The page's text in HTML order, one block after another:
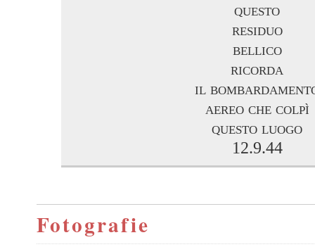
questo
residuo
bellico
ricorda
il
aereo che colpì
questo luogo
12.9.44
Fotografie